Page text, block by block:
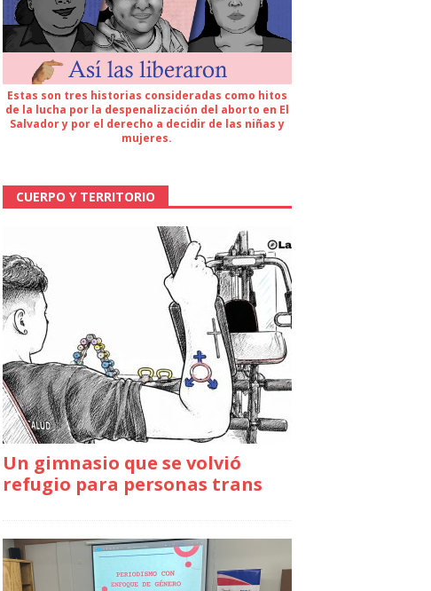
Estas son tres historias consideradas como hitos
de la lucha por la despenalización del aborto en El
Salvador y por el derecho a decidir de las niñas y
mujeres.
CUERPO Y TERRITORIO
Un gimnasio que se volvió
refugio para personas trans